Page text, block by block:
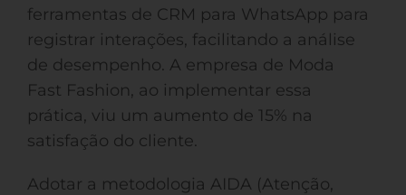
ferramentas de CRM para WhatsApp para
registrar interações, facilitando a análise
de desempenho. A empresa de Moda
Fast Fashion, ao implementar essa
prática, viu um aumento de 15% na
satisfação do cliente.
Adotar a metodologia AIDA (Atenção,